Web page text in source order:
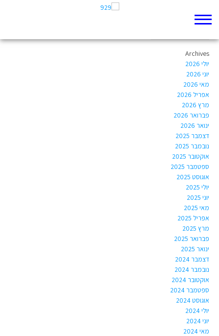
Author Archives:efratdadon@gmail.com
Archives
יולי 2026
יוני 2026
מאי 2026
אפריל 2026
מרץ 2026
פברואר 2026
ינואר 2026
דצמבר 2025
נובמבר 2025
אוקטובר 2025
ספטמבר 2025
אוגוסט 2025
יולי 2025
יוני 2025
מאי 2025
אפריל 2025
מרץ 2025
פברואר 2025
ינואר 2025
דצמבר 2024
נובמבר 2024
אוקטובר 2024
ספטמבר 2024
אוגוסט 2024
יולי 2024
יוני 2024
מאי 2024